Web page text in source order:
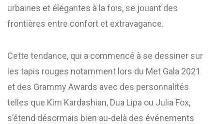
urbaines et élégantes à la fois, se jouant des
frontières entre confort et extravagance.
Cette tendance, qui a commencé à se dessiner sur
les tapis rouges notamment lors du Met Gala 2021
et des Grammy Awards avec des personnalités
telles que Kim Kardashian, Dua Lipa ou Julia Fox,
s’étend désormais bien au-delà des événements